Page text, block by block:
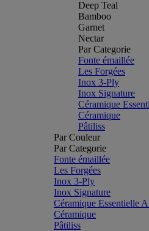
Deep Teal
Bamboo
Garnet
Nectar
Par Categorie
Fonte émaillée
Les Forgées
Inox 3-Ply
Inox Signature
Céramique
Céramique
Pâtiliss
Par Couleur
Par Categorie
Fonte émaillée
Les Forgées
Inox 3-Ply
Inox Signature
Céramique Essentielle
Céramique
Pâtiliss